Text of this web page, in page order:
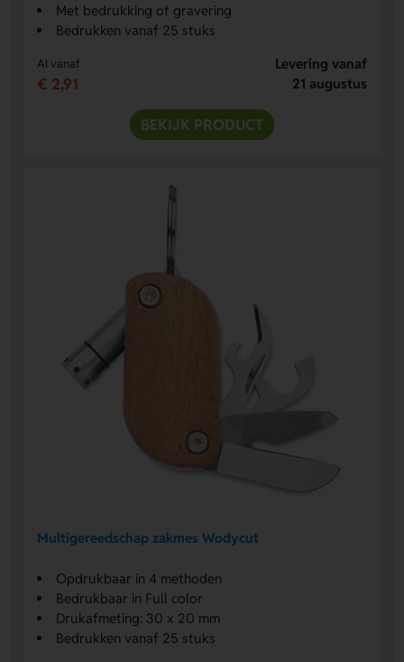
Met bedrukking of gravering
Bedrukken vanaf 25 stuks
Al vanaf
€ 2,91
Levering vanaf
21 augustus
BEKIJK PRODUCT
Multigereedschap zakmes Wodycut
Opdrukbaar in 4 methoden
Bedrukbaar in Full color
Drukafmeting: 30 x 20 mm
Bedrukken vanaf 25 stuks